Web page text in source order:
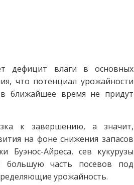
дефицит влаги в основных
что потенциал урожайности
ближайшее время не придут
к завершению, а значит,
на фоне снижения запасов
Айреса, сев кукурузы
часть посевов под
урожайность.